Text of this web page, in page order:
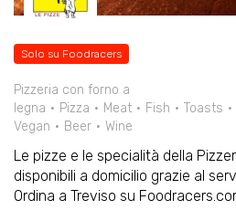
Solo su Foodracers
Pizzeria con forno a
legna
Pizza Meat Fish Toasts
Vegan
Beer Wine
Le pizze e le specialità della
disponibili a domicilio grazie al
Ordina a Treviso su